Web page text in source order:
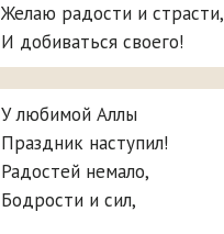
Желаю радости и страсти,
И добиваться своего!
У любимой Аллы
Праздник наступил!
Радостей немало,
Бодрости и сил,